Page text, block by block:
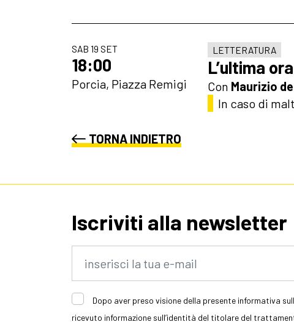
SAB 19 SET
18:00
Porcia, Piazza Remigi
LETTERATURA
L’ultima ora
Con Maurizio
In caso di
TORNA INDIETRO
Iscriviti alla newsletter
Dopo aver preso visione della presente informativa
ricevuto informazione sull’identità del titolare del